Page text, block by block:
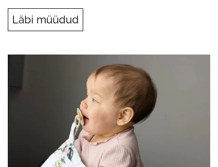
Läbi müüdud